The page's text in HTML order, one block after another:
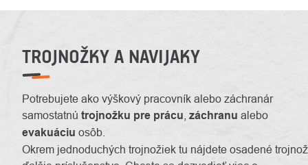
TROJNOŽKY A NAVIJAKY
Potrebujete ako výškový pracovník alebo záchranár
samostatnú trojnožku pre prácu záchranu alebo
evakuáciu osôb.
Okrem jednoduchých trojnožiek tu nájdete osadené